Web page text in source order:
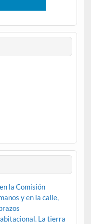
la Comisión
y en la calle,
La tierra